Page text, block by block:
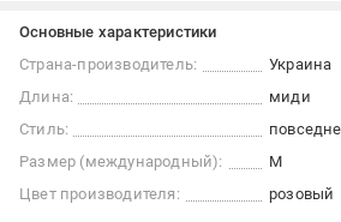
Основные характеристики
Страна-производитель:
Украина
Длина:
миди
Стиль:
Размер (международный):
M
Цвет производителя:
розовый